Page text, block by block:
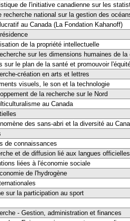
de l'initiative canadienne sur les
recherche national sur la gestion des
au Canada (La Fondation Kahanoff)
de la propriété intellectuelle
sur les dimensions humaines de
sur le plan de la santé et promouvoir
création en arts et lettres
visuels, le son et la technologie
de la recherche sur le Nord
au Canada
des sans-abri et la diversité au
de connaissances
et de diffusion lié aux langues officielles
liées à l'économie sociale
de l'hydrogène
sur la participation au sport
- Gestion, administration et finances